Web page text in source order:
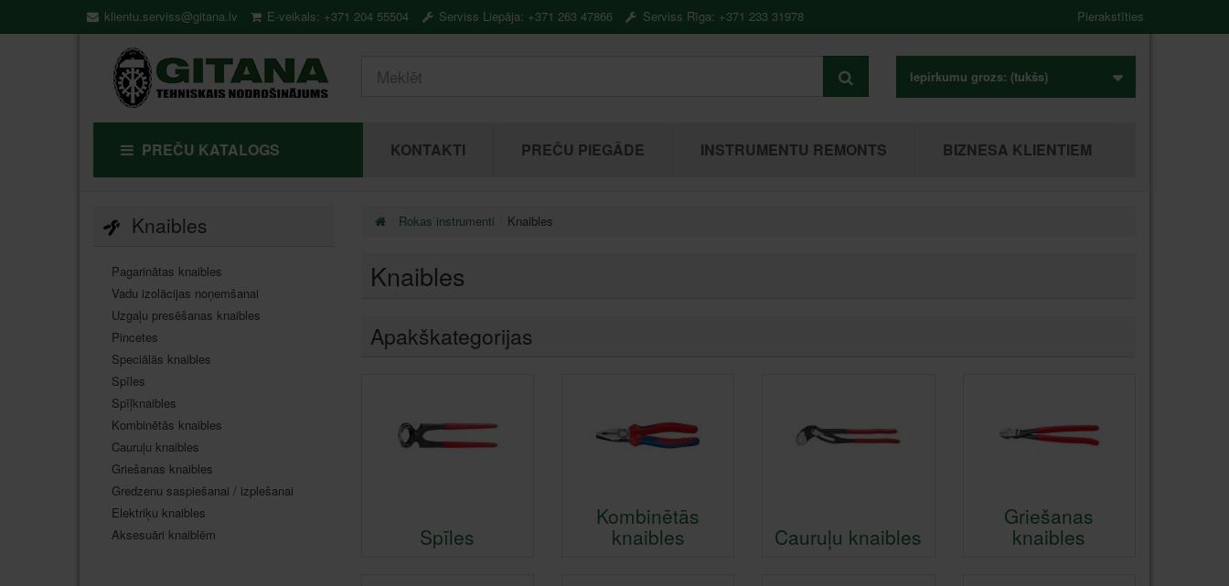
klientu.serviss@gitana.lv E-veikals: +371 204 55504 Serviss Liepāja: +371 263 47866 Serviss Rīga: +371 233 31978 Pierakstīties
Iepirkumu grozs: (tukšs)
PREČU KATALOGS KONTAKTI PREČU PIEGĀDE INSTRUMENTU REMONTS BIZNESA KLIENTIEM
Knaibles
Pagarinātas knaibles
Vadu izolācijas noņemšanai
Uzgaļu presēšanas knaibles
Pincetes
Speciālās knaibles
Spīles
Spīļknaibles
Kombinētās knaibles
Cauruļu knaibles
Griešanas knaibles
Gredzenu saspiešanai / izplešanai
Elektriķu knaibles
Aksesuāri knaiblēm
Rokas instrumenti Knaibles
Knaibles
Apakškategorijas
Spīles
Kombinētās
knaibles Cauruļu knaibles
Griešanas
knaibles